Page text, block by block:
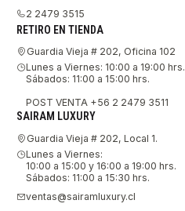
2 2479 3515
RETIRO EN TIENDA
Guardia Vieja # 202, Oficina 102
Lunes a Viernes: 10:00 a 19:00 hrs.
Sábados: 11:00 a 15:00 hrs.
POST VENTA +56 2 2479 3511
SAIRAM LUXURY
Guardia Vieja # 202, Local 1.
Lunes a Viernes:
10:00 a 15:00 y 16:00 a 19:00 hrs.
Sábados: 11:00 a 15:30 hrs.
ventas@sairamluxury.cl